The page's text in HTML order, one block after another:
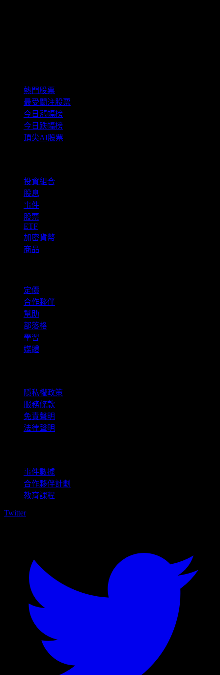
熱門股票
最受關注股票
今日漲幅榜
今日跌幅榜
頂尖AI股票
投資組合
股息
事件
股票
ETF
加密貨幣
商品
定價
合作夥伴
幫助
部落格
學習
媒體
隱私權政策
服務條款
免責聲明
法律聲明
事件數據
合作夥伴計劃
教育課程
Twitter